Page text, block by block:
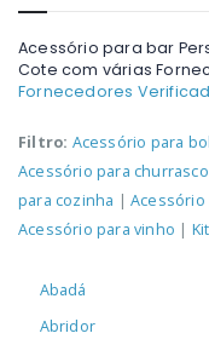
Acessório para bar
Cote com várias
Fornecedores
Filtro: Acessório para
Acessório para churrasco
para cozinha |Acessório
Acessório para vinho |
Abadá
Abridor